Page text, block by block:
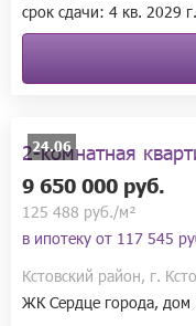
срок сдачи: 4 кв. 2029 г.
24.06
2-комнатная
9 650 000 руб.
125 488 руб./м²
в ипотеку от 117 545
Кстовский район, г.
ЖК Сердце города, дом